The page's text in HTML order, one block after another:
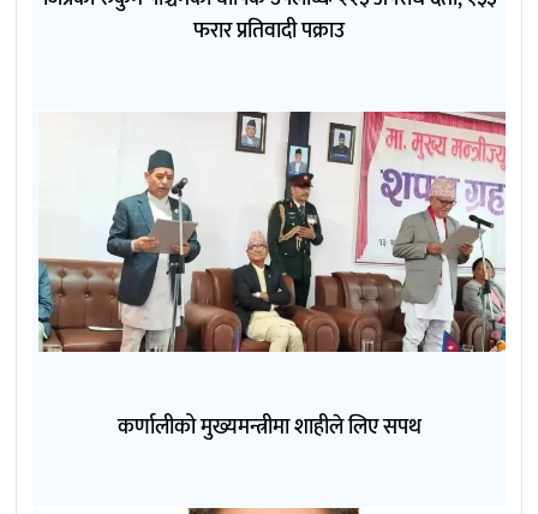
फरार प्रतिवादी पक्राउ
कर्णालीको मुख्यमन्त्रीमा शाहीले लिए सपथ